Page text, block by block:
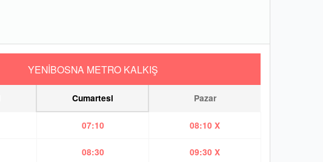
YENİBOSNA METRO KALKIŞ
Cumartesi Pazar
07:10 08:10 X
08:30 09:30 X